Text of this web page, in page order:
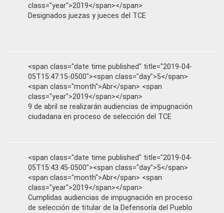
class="year">2019</span></span>
Designados juezas y jueces del TCE
<span class="date time published" title="2019-04-
05T15:47:15-0500"><span class="day">5</span>
<span class="month">Abr</span> <span
class="year">2019</span></span>
9 de abril se realizarán audiencias de impugnación
ciudadana en proceso de selección del TCE
<span class="date time published" title="2019-04-
05T15:43:45-0500"><span class="day">5</span>
<span class="month">Abr</span> <span
class="year">2019</span></span>
Cumplidas audiencias de impugnación en proceso
de selección de titular de la Defensoría del Pueblo